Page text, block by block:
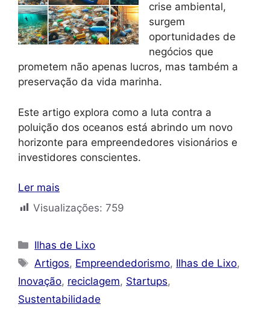
crise ambiental,
surgem
oportunidades de
negócios que
prometem não apenas lucros, mas também a
preservação da vida marinha.
Este artigo explora como a luta contra a
poluição dos oceanos está abrindo um novo
horizonte para empreendedores visionários e
investidores conscientes.
Ler mais
Visualizações: 759
Categorias
Ilhas de Lixo
Tags
Artigos, Empreendedorismo, Ilhas de Lixo,
Inovação, reciclagem, Startups,
Sustentabilidade